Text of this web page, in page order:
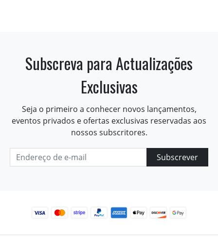
Subscreva para Actualizações
Exclusivas
Seja o primeiro a conhecer novos lançamentos,
eventos privados e ofertas exclusivas reservadas aos
nossos subscritores.
Subscrever